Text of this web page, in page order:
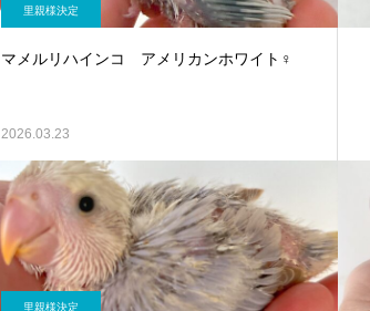
里親様決定
マメルリハインコ アメリカンホワイト♀
2026.03.23
里親様決定